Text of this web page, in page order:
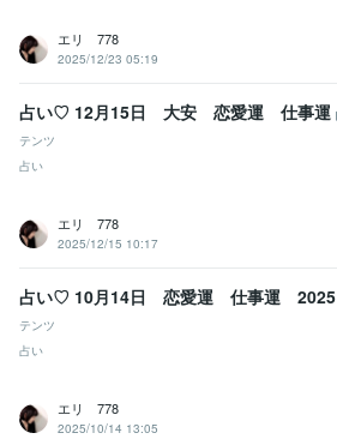
エリ 778
2025/12/23 05:19
占い♡ 12月15日 大安 恋愛運 仕事運
テンツ
占い
エリ 778
2025/12/15 10:17
占い♡ 10月14日 恋愛運 仕事運 2025
テンツ
占い
エリ 778
2025/10/14 13:05